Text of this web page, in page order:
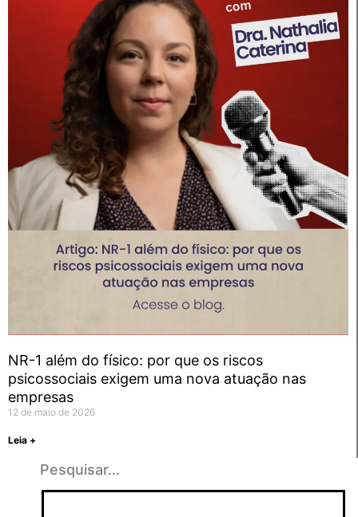
NR-1 além do físico: por que os riscos
psicossociais exigem uma nova atuação nas
empresas
12 de maio de 2026
Leia +
Pesquisar…